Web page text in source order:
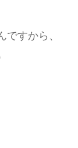
すから、